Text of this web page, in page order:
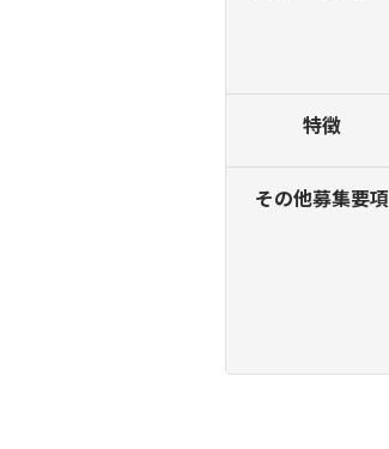
特徴
その他募集要項